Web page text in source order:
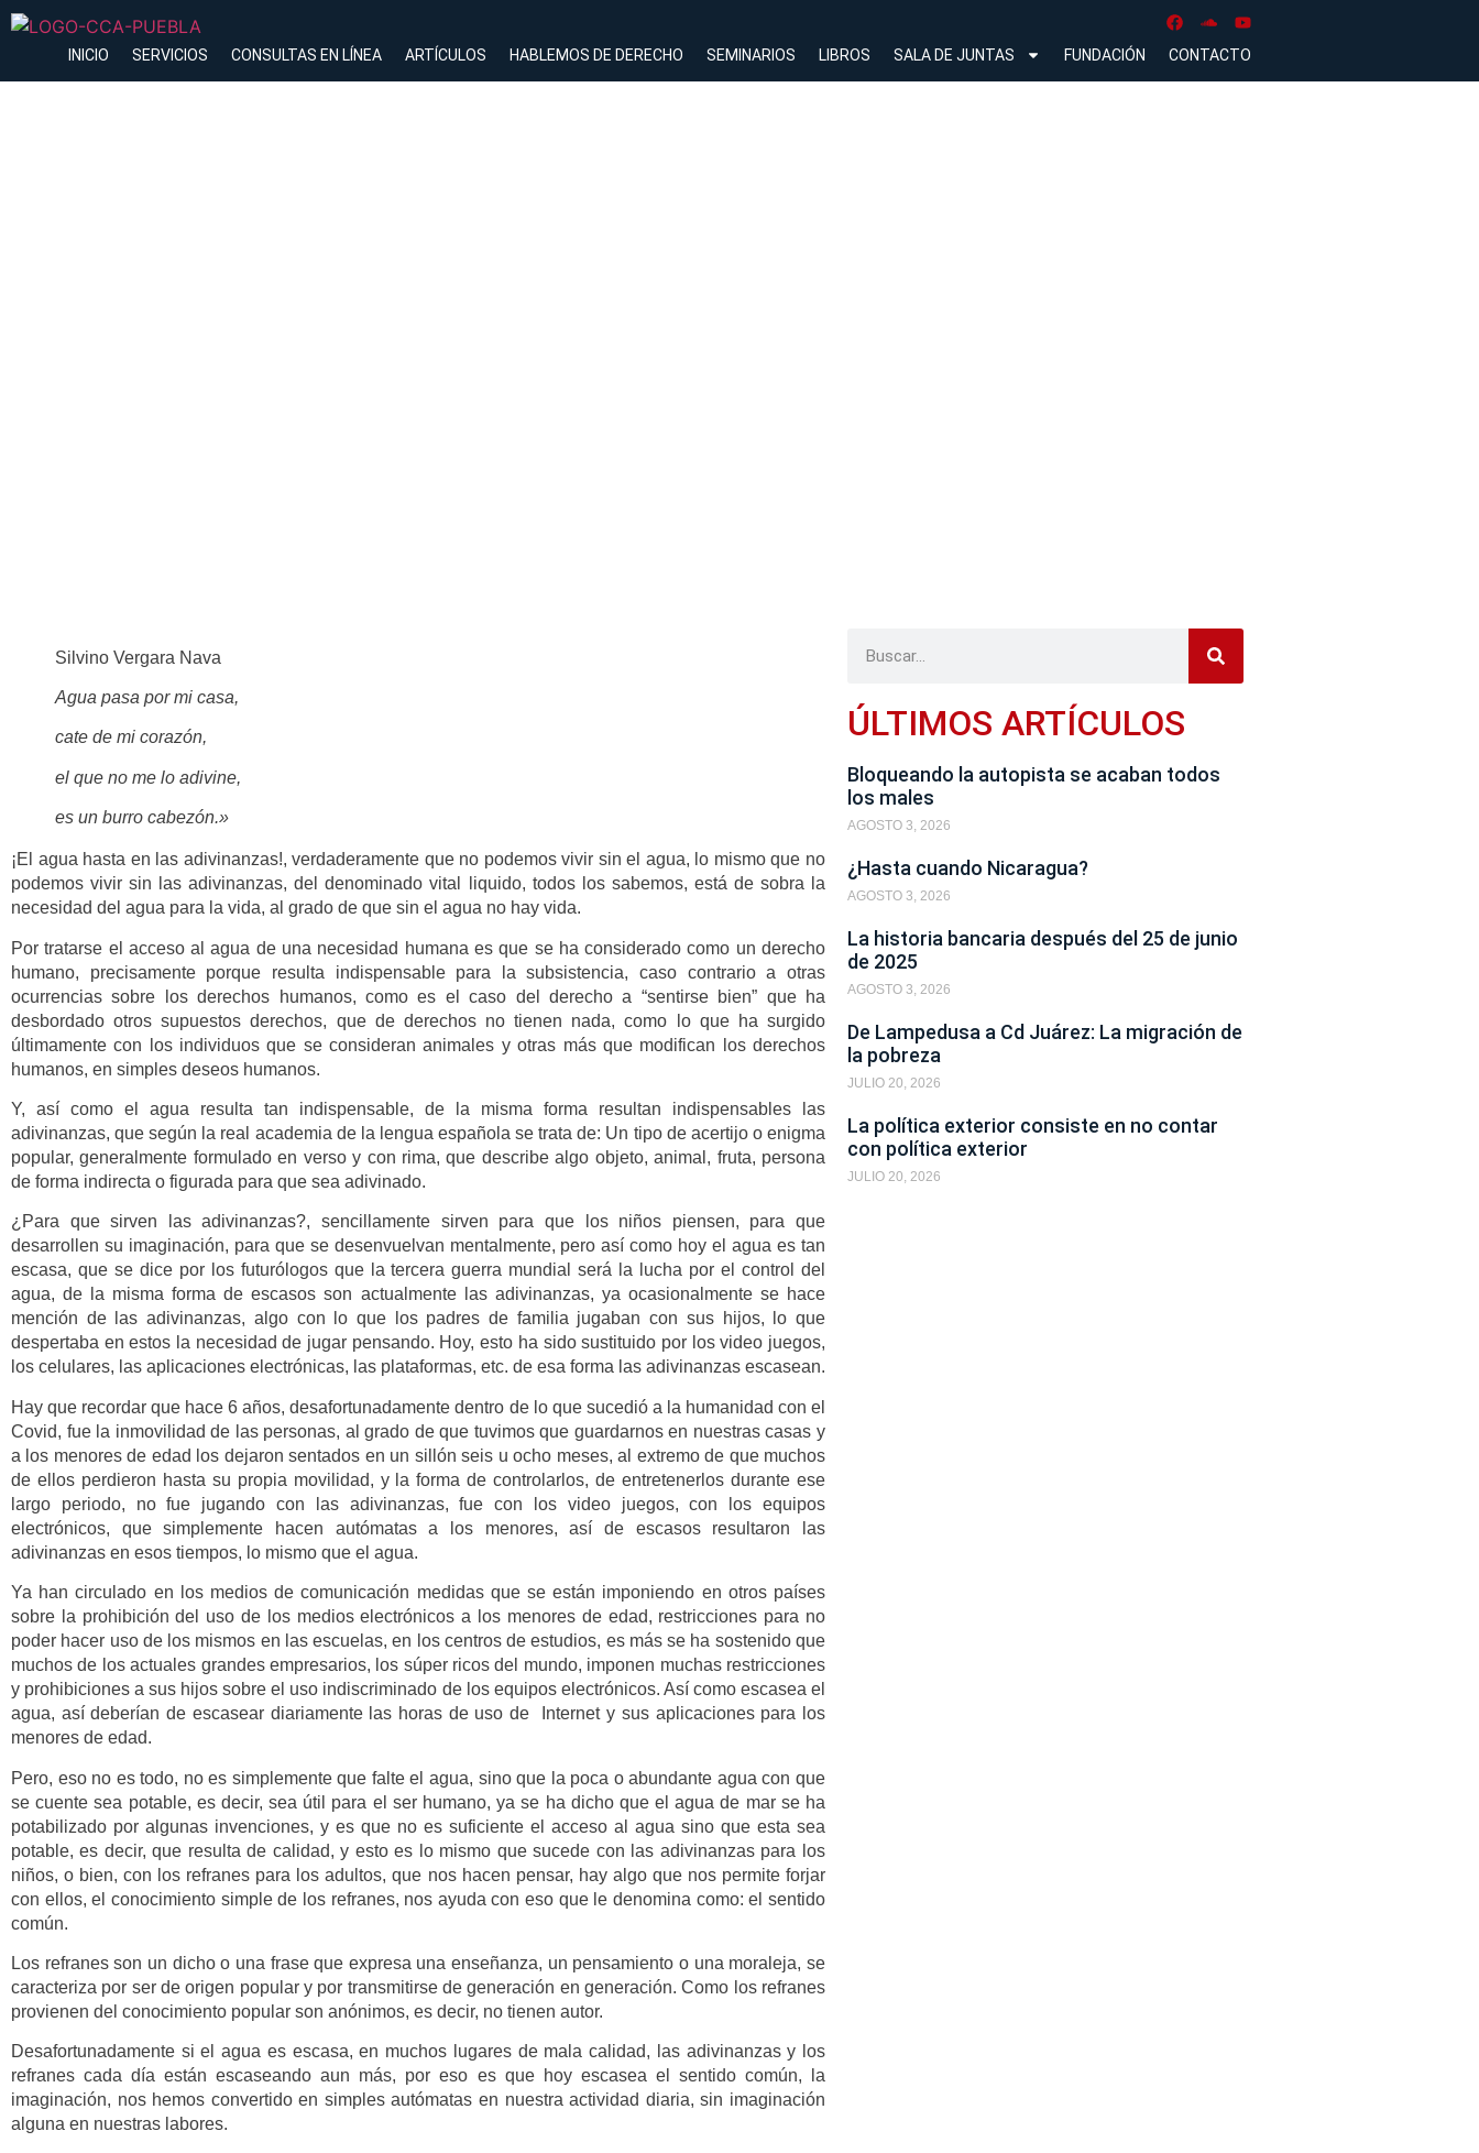
INICIO SERVICIOS CONSULTAS EN LÍNEA ARTÍCULOS HABLEMOS DE DERECHO SEMINARIOS LIBROS SALA DE JUNTAS FUNDACIÓN CONTACTO
Silvino Vergara Nava
Agua pasa por mi casa,
cate de mi corazón,
el que no me lo adivine,
es un burro cabezón.»
¡El agua hasta en las adivinanzas!, verdaderamente que no podemos vivir sin el agua, lo mismo que no
podemos vivir sin las adivinanzas, del denominado vital liquido, todos los sabemos, está de sobra la
necesidad del agua para la vida, al grado de que sin el agua no hay vida.
Por tratarse el acceso al agua de una necesidad humana es que se ha considerado como un derecho
humano, precisamente porque resulta indispensable para la subsistencia, caso contrario a otras
ocurrencias sobre los derechos humanos, como es el caso del derecho a “sentirse bien” que ha
desbordado otros supuestos derechos, que de derechos no tienen nada, como lo que ha surgido
últimamente con los individuos que se consideran animales y otras más que modifican los derechos
humanos, en simples deseos humanos.
Y, así como el agua resulta tan indispensable, de la misma forma resultan indispensables las
adivinanzas, que según la real academia de la lengua española se trata de: Un tipo de acertijo o enigma
popular, generalmente formulado en verso y con rima, que describe algo objeto, animal, fruta, persona
de forma indirecta o figurada para que sea adivinado.
¿Para que sirven las adivinanzas?, sencillamente sirven para que los niños piensen, para que
desarrollen su imaginación, para que se desenvuelvan mentalmente, pero así como hoy el agua es tan
escasa, que se dice por los futurólogos que la tercera guerra mundial será la lucha por el control del
agua, de la misma forma de escasos son actualmente las adivinanzas, ya ocasionalmente se hace
mención de las adivinanzas, algo con lo que los padres de familia jugaban con sus hijos, lo que
despertaba en estos la necesidad de jugar pensando. Hoy, esto ha sido sustituido por los video juegos,
los celulares, las aplicaciones electrónicas, las plataformas, etc. de esa forma las adivinanzas escasean.
Hay que recordar que hace 6 años, desafortunadamente dentro de lo que sucedió a la humanidad con el
Covid, fue la inmovilidad de las personas, al grado de que tuvimos que guardarnos en nuestras casas y
a los menores de edad los dejaron sentados en un sillón seis u ocho meses, al extremo de que muchos
de ellos perdieron hasta su propia movilidad, y la forma de controlarlos, de entretenerlos durante ese
largo periodo, no fue jugando con las adivinanzas, fue con los video juegos, con los equipos
electrónicos, que simplemente hacen autómatas a los menores, así de escasos resultaron las
adivinanzas en esos tiempos, lo mismo que el agua.
Ya han circulado en los medios de comunicación medidas que se están imponiendo en otros países
sobre la prohibición del uso de los medios electrónicos a los menores de edad, restricciones para no
poder hacer uso de los mismos en las escuelas, en los centros de estudios, es más se ha sostenido que
muchos de los actuales grandes empresarios, los súper ricos del mundo, imponen muchas restricciones
y prohibiciones a sus hijos sobre el uso indiscriminado de los equipos electrónicos. Así como escasea el
agua, así deberían de escasear diariamente las horas de uso de Internet y sus aplicaciones para los
menores de edad.
Pero, eso no es todo, no es simplemente que falte el agua, sino que la poca o abundante agua con que
se cuente sea potable, es decir, sea útil para el ser humano, ya se ha dicho que el agua de mar se ha
potabilizado por algunas invenciones, y es que no es suficiente el acceso al agua sino que esta sea
potable, es decir, que resulta de calidad, y esto es lo mismo que sucede con las adivinanzas para los
niños, o bien, con los refranes para los adultos, que nos hacen pensar, hay algo que nos permite forjar
con ellos, el conocimiento simple de los refranes, nos ayuda con eso que le denomina como: el sentido
común.
Los refranes son un dicho o una frase que expresa una enseñanza, un pensamiento o una moraleja, se
caracteriza por ser de origen popular y por transmitirse de generación en generación. Como los refranes
provienen del conocimiento popular son anónimos, es decir, no tienen autor.
Desafortunadamente si el agua es escasa, en muchos lugares de mala calidad, las adivinanzas y los
refranes cada día están escaseando aun más, por eso es que hoy escasea el sentido común, la
imaginación, nos hemos convertido en simples autómatas en nuestra actividad diaria, sin imaginación
alguna en nuestras labores.
ÚLTIMOS ARTÍCULOS
Bloqueando la autopista se acaban todos
los males
AGOSTO 3, 2026
¿Hasta cuando Nicaragua?
AGOSTO 3, 2026
La historia bancaria después del 25 de junio
de 2025
AGOSTO 3, 2026
De Lampedusa a Cd Juárez: La migración de
la pobreza
JULIO 20, 2026
La política exterior consiste en no contar
con política exterior
JULIO 20, 2026